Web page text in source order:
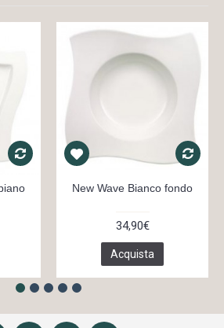
New Wave Bianco fondo
34,90€
Acquista